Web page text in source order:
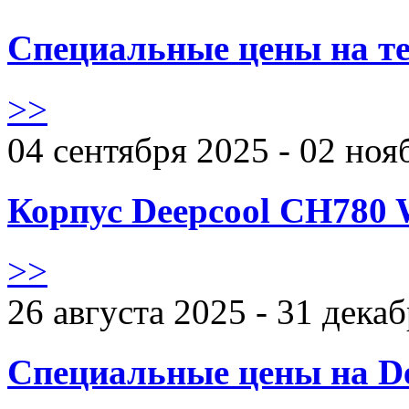
Специальные цены на
>>
04 сентября 2025 - 02
Корпус Deepcool CH780
>>
26 августа 2025 - 31
Специальные цены на